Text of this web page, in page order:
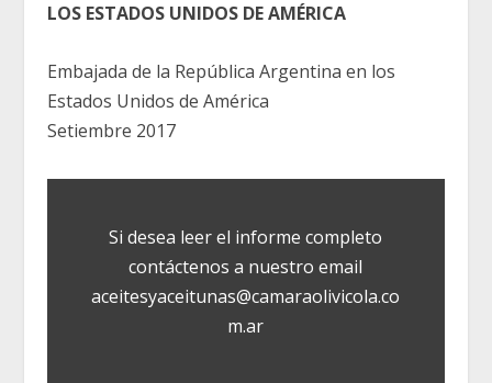
LOS ESTADOS UNIDOS DE AMÉRICA
Embajada de la República Argentina en los
Estados Unidos de América
Setiembre 2017
Si desea leer el informe completo
contáctenos a nuestro email
aceitesyaceitunas@camaraolivicola.co
m.ar